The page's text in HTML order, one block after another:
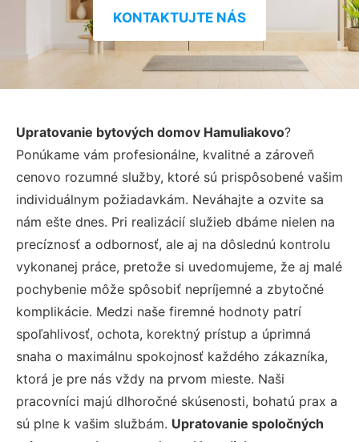
KONTAKTUJTE NÁS
Upratovanie bytových domov Hamuliakovo?
Ponúkame vám profesionálne, kvalitné a zároveň
cenovo rozumné služby, ktoré sú prispôsobené vašim
individuálnym požiadavkám. Neváhajte a ozvite sa
nám ešte dnes. Pri realizácií služieb dbáme nielen na
precíznosť a odbornosť, ale aj na dôslednú kontrolu
vykonanej práce, pretože si uvedomujeme, že aj malé
pochybenie môže spôsobiť nepríjemné a zbytočné
komplikácie. Medzi naše firemné hodnoty patrí
spoľahlivosť, ochota, korektný prístup a úprimná
snaha o maximálnu spokojnosť každého zákazníka,
ktorá je pre nás vždy na prvom mieste. Naši
pracovníci majú dlhoročné skúsenosti, bohatú prax a
sú plne k vašim službám. Upratovanie spoločných